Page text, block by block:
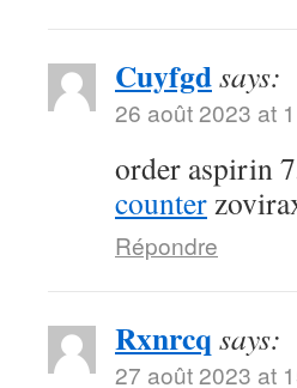
Cuyfgdsays:
26 août 2023 at
order aspirin
counter
Répondre
Rxnrcq says:
27 août 2023 at